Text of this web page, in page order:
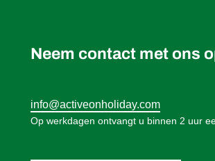
Neem contact met ons
info@activeonholiday.com
Op werkdagen ontvangt u binnen 2 uur